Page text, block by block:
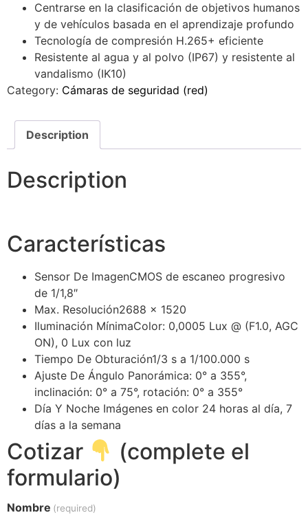
Centrarse en la clasificación de objetivos humanos
y de vehículos basada en el aprendizaje profundo
Tecnología de compresión H.265+ eficiente
Resistente al agua y al polvo (IP67) y resistente al
vandalismo (IK10)
Category: Cámaras de seguridad (red)
Description
Description
Características
Sensor De ImagenCMOS de escaneo progresivo
de 1/1,8″
Max. Resolución2688 × 1520
Iluminación MínimaColor: 0,0005 Lux @ (F1.0, AGC
ON), 0 Lux con luz
Tiempo De Obturación1/3 s a 1/100.000 s
Ajuste De Ángulo Panorámica: 0° a 355°,
inclinación: 0° a 75°, rotación: 0° a 355°
Día Y Noche Imágenes en color 24 horas al día, 7
días a la semana
Cotizar
(complete el
formulario)
Nombre (required)